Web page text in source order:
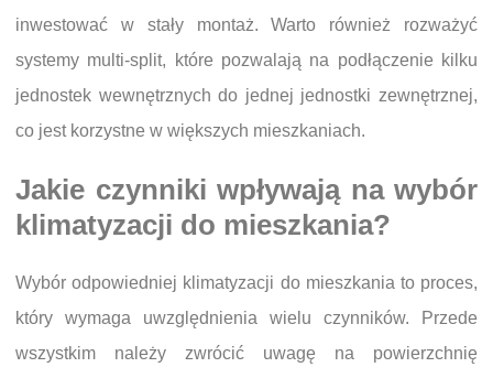
inwestować w stały montaż. Warto również rozważyć
systemy multi-split, które pozwalają na podłączenie kilku
jednostek wewnętrznych do jednej jednostki zewnętrznej,
co jest korzystne w większych mieszkaniach.
Jakie czynniki wpływają na wybór
klimatyzacji do mieszkania?
Wybór odpowiedniej klimatyzacji do mieszkania to proces,
który wymaga uwzględnienia wielu czynników. Przede
wszystkim należy zwrócić uwagę na powierzchnię